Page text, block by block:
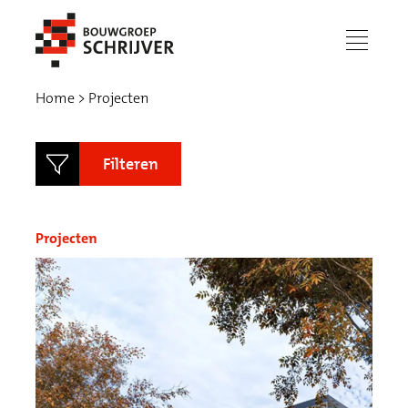
menu
Werken bij
Home Projecten
Filteren
Status
In uitvoering
Gerealiseerd
Type bouw
Projecten